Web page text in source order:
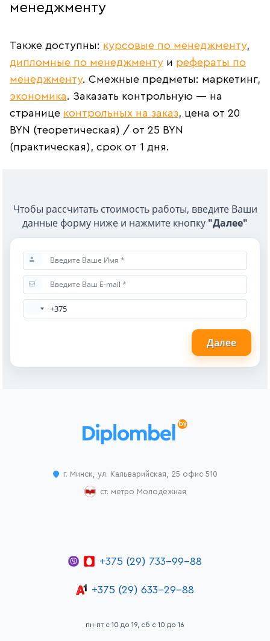
менеджменту
Также доступны: курсовые по менеджменту,
дипломные по менеджменту и рефераты по
менеджменту. Смежные предметы: маркетинг,
экономика. Заказать контрольную — на
странице контрольных на заказ, цена от 20
BYN (теоретическая) / от 25 BYN
(практическая), срок от 1 дня.
Чтобы рассчитать стоимость работы, введите Ваши
данные форму ниже и нажмите кнопку "Далее"
Далее
г. Минск, ул. Кальварийская, 25 офис 510
ст. метро Молодежная
+375 (29) 733-99-88
+375 (29) 633-29-88
пн-пт с 10 до 19, сб с 10 до 16